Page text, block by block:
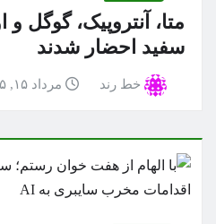
متا، آنتروپیک، گوگل
سفید احضار شدند
خط رند مرداد ۱۵, ۱۴۰۵